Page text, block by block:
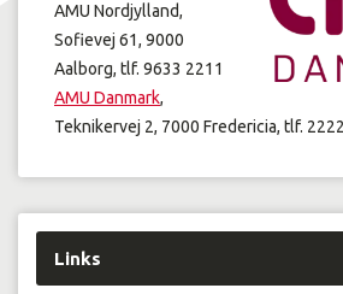
AMU Nordjylland,
Sofievej 61, 9000
Aalborg, tlf. 9633 2211
AMU Danmark,
Teknikervej 2, 7000 Fredericia, tlf.
Links